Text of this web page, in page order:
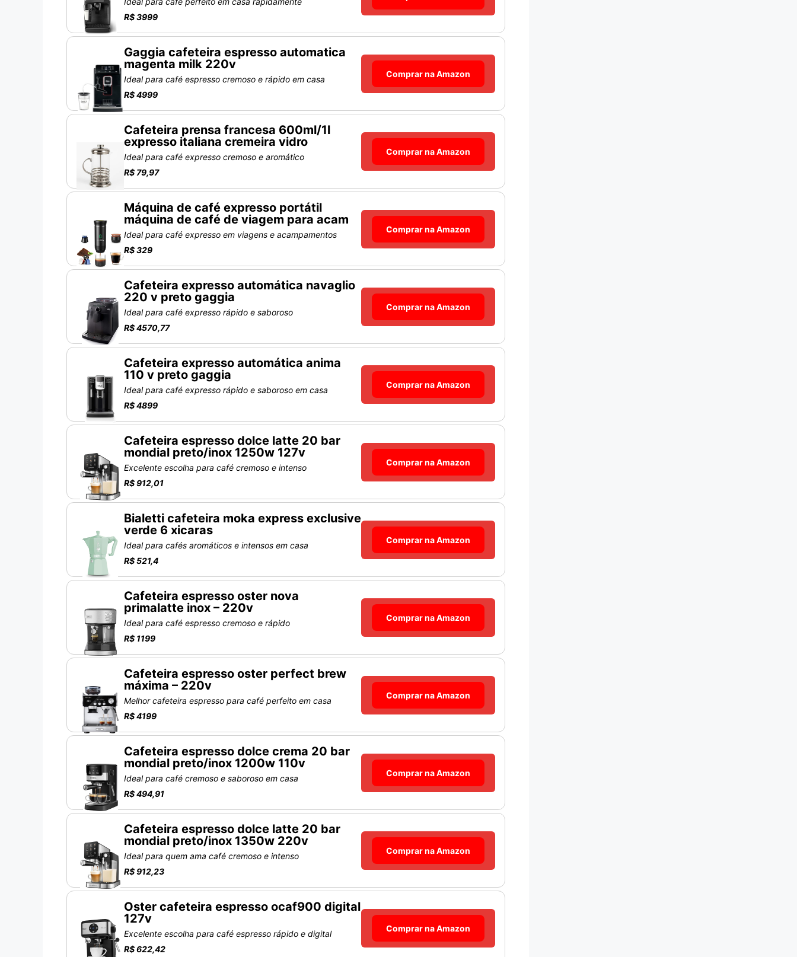
R$ 3999
Gaggia cafeteira espresso automatica
magenta milk 220v
Ideal para café espresso cremoso e rápido em casa
R$ 4999
Comprar na Amazon
Cafeteira prensa francesa 600ml/1l
expresso italiana cremeira vidro
Ideal para café expresso cremoso e aromático
R$ 79,97
Comprar na Amazon
Máquina de café expresso portátil
máquina de café de viagem para acam
Ideal para café expresso em viagens e acampamentos
R$ 329
Comprar na Amazon
Cafeteira expresso automática navaglio
220 v preto gaggia
Ideal para café expresso rápido e saboroso
R$ 4570,77
Comprar na Amazon
Cafeteira expresso automática anima
110 v preto gaggia
Ideal para café expresso rápido e saboroso em casa
R$ 4899
Comprar na Amazon
Cafeteira espresso dolce latte 20 bar
mondial preto/inox 1250w 127v
Excelente escolha para café cremoso e intenso
R$ 912,01
Comprar na Amazon
Bialetti cafeteira moka express exclusive
verde 6 xicaras
Ideal para cafés aromáticos e intensos em casa
R$ 521,4
Comprar na Amazon
Cafeteira espresso oster nova
primalatte inox – 220v
Ideal para café espresso cremoso e rápido
R$ 1199
Comprar na Amazon
Cafeteira espresso oster perfect brew
máxima – 220v
Melhor cafeteira espresso para café perfeito em casa
R$ 4199
Comprar na Amazon
Cafeteira espresso dolce crema 20 bar
mondial preto/inox 1200w 110v
Ideal para café cremoso e saboroso em casa
R$ 494,91
Comprar na Amazon
Cafeteira espresso dolce latte 20 bar
mondial preto/inox 1350w 220v
Ideal para quem ama café cremoso e intenso
R$ 912,23
Comprar na Amazon
Oster cafeteira espresso ocaf900 digital
127v
Excelente escolha para café espresso rápido e digital
R$ 622,42
Comprar na Amazon